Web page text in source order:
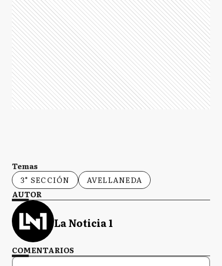
Temas
3° SECCIÓN
AVELLANEDA
AUTOR
La Noticia 1
COMENTARIOS